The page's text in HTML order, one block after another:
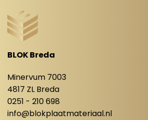
BLOK Breda
Minervum 7003
4817 ZL Breda
0251 - 210 698
info@blokplaatmateriaal.nl